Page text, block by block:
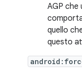
AGP che
quello
questo